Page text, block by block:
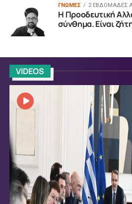
ΓΝΩΜΕΣ 2 ΕΒΔΟΜΆΔΕΣ
Η Προοδευτική
σύνθημα. Είναι
VIDEOS